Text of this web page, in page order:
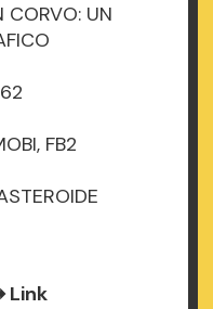
CORVO: UN
FB2
Link